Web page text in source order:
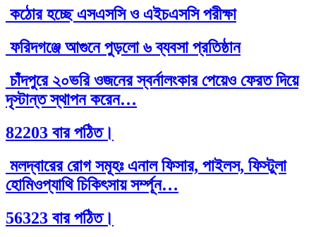
কঠোর হচ্ছে এসএসসি ও এইচএসসি পরীক্ষা
ফরিদগঞ্জে আগুনে পুড়লো ৬ ব্যবসা প্রতিষ্ঠান
চাঁদপুরে ২০ভরি ওজনের স্বর্নালংকার পেয়েও ফেরত দিয়ে
দৃস্টান্ত স্থাপন করেন…
82203 বার পঠিত।
মলদ্বারের রোগ সমূহঃ এনাল ফিসার, পাইলস, ফিস্টুলা
হোমিওপ্যাথি চিকিৎসায় সর্ম্পূন…
56323 বার পঠিত।